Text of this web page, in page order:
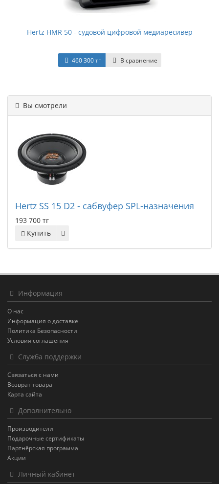
Hertz HMR 50 - судовой цифровой медиаресивер
460 300 тг В сравнение
Вы смотрели
Hertz SS 15 D2 - сабвуфер SPL-назначения
193 700 тг
Купить
Информация
О нас
Информация о доставке
Политика Безопасности
Условия соглашения
Служба поддержки
Связаться с нами
Возврат товара
Карта сайта
Дополнительно
Производители
Подарочные сертификаты
Партнёрская программа
Акции
Личный кабинет